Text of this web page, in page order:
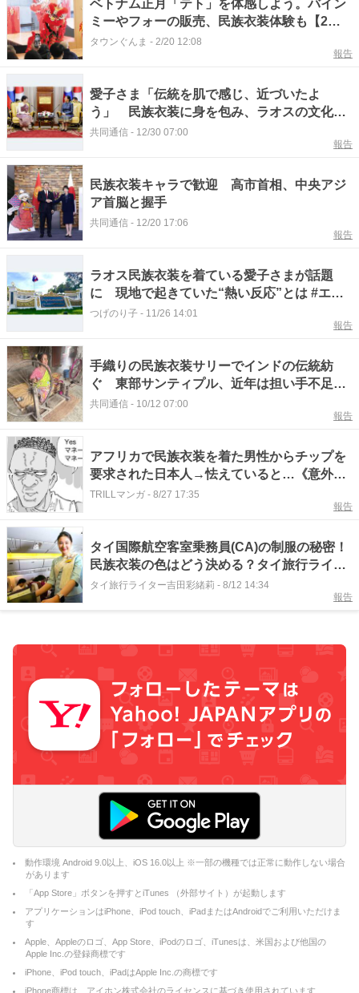
ベトナム正月「テト」を体感しよう。バイン
ミーやフォーの販売、民族衣装体験も【2月
21日・22日】群馬県前橋市
タウンぐんま - 2/20 12:08
報告
愛子さま「伝統を肌で感じ、近づいたよ
う」 民族衣装に身を包み、ラオスの文化尊
重
共同通信 - 12/30 07:00
報告
民族衣装キャラで歓迎 高市首相、中央アジ
ア首脳と握手
共同通信 - 12/20 17:06
報告
ラオス民族衣装を着ている愛子さまが話題
に 現地で起きていた“熱い反応”とは #エキ
スパートトピ
つげのり子 - 11/26 14:01
報告
手織りの民族衣装サリーでインドの伝統紡
ぐ 東部サンティプル、近年は担い手不足に
直面
共同通信 - 10/12 07:00
報告
アフリカで民族衣装を着た男性からチップを
要求された日本人→怯えていると…《意外な
申し出》に「アカン」
TRILLマンガ - 8/27 17:35
報告
タイ国際航空客室乗務員(CA)の制服の秘密！
民族衣装の色はどう決める？タイ旅行ライタ
ーが聞いてみた
タイ旅行ライター吉田彩緒莉 - 8/12 14:34
報告
動作環境 Android 9.0以上、iOS 16.0以上 ※一部の機種では正常に動作しない場合
があります
「App Store」ボタンを押すとiTunes （外部サイト）が起動します
アプリケーションはiPhone、iPod touch、iPadまたはAndroidでご利用いただけま
す
Apple、Appleのロゴ、App Store、iPodのロゴ、iTunesは、米国および他国の
Apple Inc.の登録商標です
iPhone、iPod touch、iPadはApple Inc.の商標です
iPhone商標は、アイホン株式会社のライセンスに基づき使用されています